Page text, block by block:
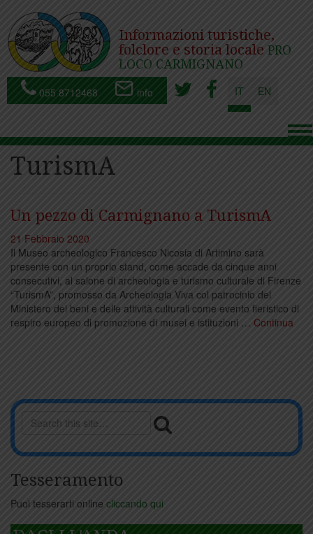
Informazioni turistiche,
folclore e storia locale PRO
LOCO CARMIGNANO
055 8712468 info IT EN
TurismA
Un pezzo di Carmignano a TurismA
21 Febbraio 2020
Il Museo archeologico Francesco Nicosia di Artimino sarà
presente con un proprio stand, come accade da cinque anni
consecutivi, al salone di archeologia e turismo culturale di Firenze
“TurismA”, promosso da Archeologia Viva col patrocinio del
Ministero dei beni e delle attività culturali come evento fieristico di
respiro europeo di promozione di musei e istituzioni … Continua
Tesseramento
Puoi tesserarti online cliccando qui